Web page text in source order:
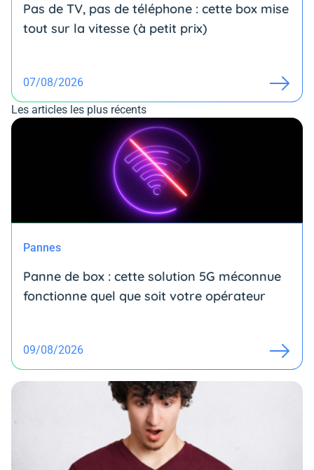
Pas de TV, pas de téléphone : cette box mise
tout sur la vitesse (à petit prix)
07/08/2026
Les articles les plus récents
Pannes
Panne de box : cette solution 5G méconnue
fonctionne quel que soit votre opérateur
09/08/2026